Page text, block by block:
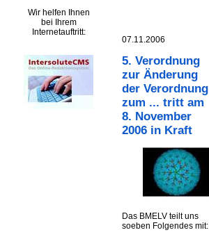
Wir helfen Ihnen
bei Ihrem
Internetauftritt:
07.11.2006
5. Verordnung
zur Änderung
der Verordnung
zum ... tritt am
8. November
2006 in Kraft
Das BMELV teilt uns
soeben Folgendes mit: